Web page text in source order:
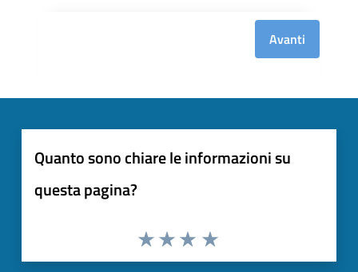
Avanti
Quanto sono chiare le informazioni su
questa pagina?